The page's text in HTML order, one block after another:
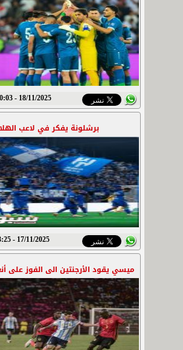
18/11/2025 - 10:03 م
برشلونة يفكر في لاعب
17/11/2025 - 3:25 م
ميسي يقود الأرجنتين الى الفوز على أنغولا 2-